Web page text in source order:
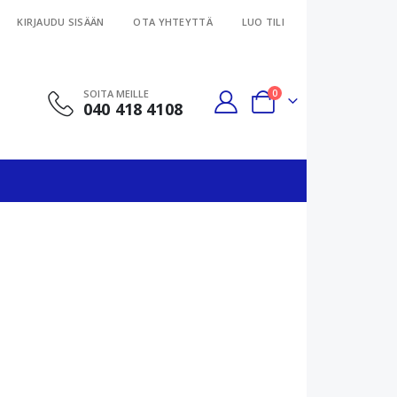
KIRJAUDU SISÄÄN OTA YHTEYTTÄ LUO TILI
SOITA MEILLE
040 418 4108 Cart
0tuotteet